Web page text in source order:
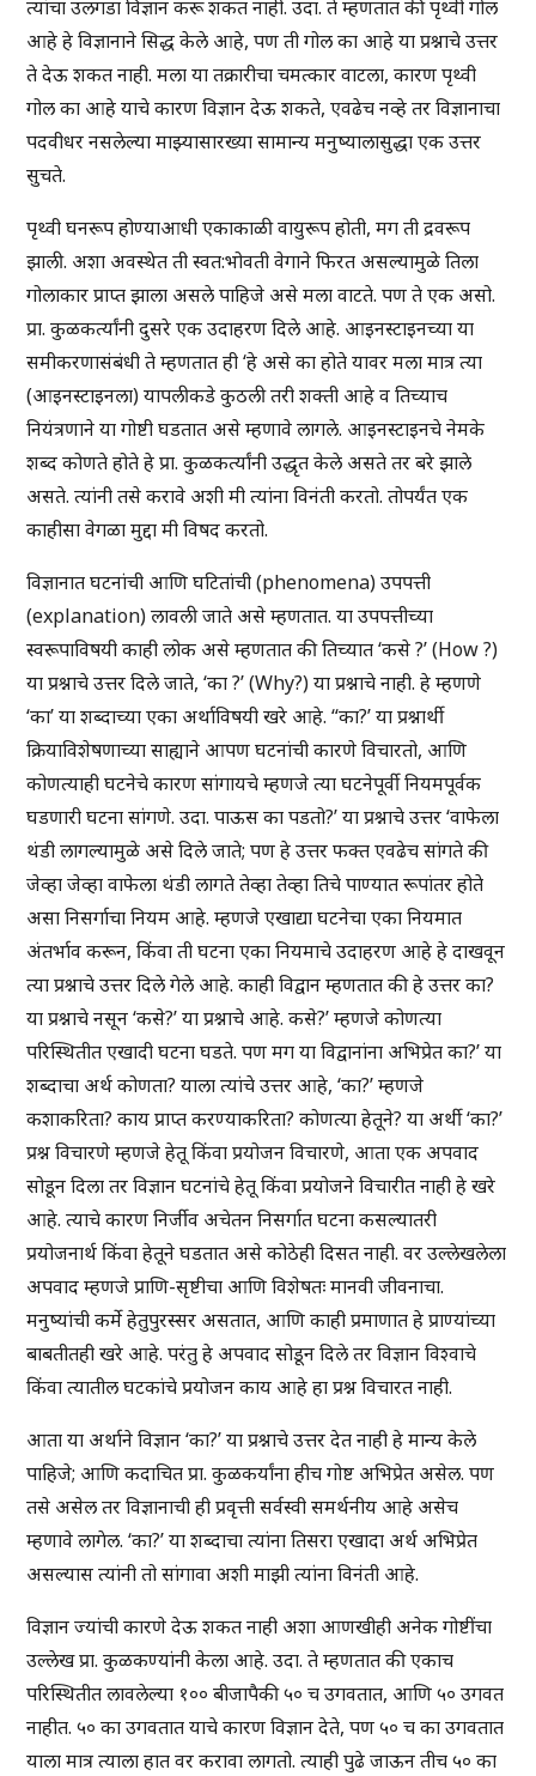
त्यांचा उलगडा विज्ञान करू शकत नाही. उदा. ते म्हणतात की पृथ्वी गोल
आहे हे विज्ञानाने सिद्ध केले आहे, पण ती गोल का आहे या प्रश्नाचे उत्तर
ते देऊ शकत नाही. मला या तक्रारीचा चमत्कार वाटला, कारण पृथ्वी
गोल का आहे याचे कारण विज्ञान देऊ शकते, एवढेच नव्हे तर विज्ञानाचा
पदवीधर नसलेल्या माझ्यासारख्या सामान्य मनुष्यालासुद्धा एक उत्तर
सुचते.
पृथ्वी घनरूप होण्याआधी एकाकाळी वायुरूप होती, मग ती द्रवरूप
झाली. अशा अवस्थेत ती स्वत:भोवती वेगाने फिरत असल्यामुळे तिला
गोलाकार प्राप्त झाला असले पाहिजे असे मला वाटते. पण ते एक असो.
प्रा. कुळकर्त्यांनी दुसरे एक उदाहरण दिले आहे. आइनस्टाइनच्या या
समीकरणासंबंधी ते म्हणतात ही ‘हे असे का होते यावर मला मात्र त्या
(आइनस्टाइनला) यापलीकडे कुठली तरी शक्ती आहे व तिच्याच
नियंत्रणाने या गोष्टी घडतात असे म्हणावे लागले. आइनस्टाइनचे नेमके
शब्द कोणते होते हे प्रा. कुळकर्त्यांनी उद्धृत केले असते तर बरे झाले
असते. त्यांनी तसे करावे अशी मी त्यांना विनंती करतो. तोपर्यंत एक
काहीसा वेगळा मुद्दा मी विषद करतो.
विज्ञानात घटनांची आणि घटितांची (phenomena) उपपत्ती
(explanation) लावली जाते असे म्हणतात. या उपपत्तीच्या
स्वरूपाविषयी काही लोक असे म्हणतात की तिच्यात ‘कसे ?’ (How ?)
या प्रश्नाचे उत्तर दिले जाते, ‘का ?’ (Why?) या प्रश्नाचे नाही. हे म्हणणे
‘का’ या शब्दाच्या एका अर्थाविषयी खरे आहे. “का?’ या प्रश्नार्थी
क्रियाविशेषणाच्या साह्याने आपण घटनांची कारणे विचारतो, आणि
कोणत्याही घटनेचे कारण सांगायचे म्हणजे त्या घटनेपूर्वी नियमपूर्वक
घडणारी घटना सांगणे. उदा. पाऊस का पडतो?’ या प्रश्नाचे उत्तर ‘वाफेला
थंडी लागल्यामुळे असे दिले जाते; पण हे उत्तर फक्त एवढेच सांगते की
जेव्हा जेव्हा वाफेला थंडी लागते तेव्हा तेव्हा तिचे पाण्यात रूपांतर होते
असा निसर्गाचा नियम आहे. म्हणजे एखाद्या घटनेचा एका नियमात
अंतर्भाव करून, किंवा ती घटना एका नियमाचे उदाहरण आहे हे दाखवून
त्या प्रश्नाचे उत्तर दिले गेले आहे. काही विद्वान म्हणतात की हे उत्तर का?
या प्रश्नाचे नसून ‘कसे?’ या प्रश्नाचे आहे. कसे?’ म्हणजे कोणत्या
परिस्थितीत एखादी घटना घडते. पण मग या विद्वानांना अभिप्रेत का?’ या
शब्दाचा अर्थ कोणता? याला त्यांचे उत्तर आहे, ‘का?’ म्हणजे
कशाकरिता? काय प्राप्त करण्याकरिता? कोणत्या हेतूने? या अर्थी ‘का?’
प्रश्न विचारणे म्हणजे हेतू किंवा प्रयोजन विचारणे, आता एक अपवाद
सोडून दिला तर विज्ञान घटनांचे हेतू किंवा प्रयोजने विचारीत नाही हे खरे
आहे. त्याचे कारण निर्जीव अचेतन निसर्गात घटना कसल्यातरी
प्रयोजनार्थ किंवा हेतूने घडतात असे कोठेही दिसत नाही. वर उल्लेखलेला
अपवाद म्हणजे प्राणि-सृष्टीचा आणि विशेषतः मानवी जीवनाचा.
मनुष्यांची कर्मे हेतुपुरस्सर असतात, आणि काही प्रमाणात हे प्राण्यांच्या
बाबतीतही खरे आहे. परंतु हे अपवाद सोडून दिले तर विज्ञान विश्वाचे
किंवा त्यातील घटकांचे प्रयोजन काय आहे हा प्रश्न विचारत नाही.
आता या अर्थाने विज्ञान ‘का?’ या प्रश्नाचे उत्तर देत नाही हे मान्य केले
पाहिजे; आणि कदाचित प्रा. कुळकर्यांना हीच गोष्ट अभिप्रेत असेल. पण
तसे असेल तर विज्ञानाची ही प्रवृत्ती सर्वस्वी समर्थनीय आहे असेच
म्हणावे लागेल. ‘का?’ या शब्दाचा त्यांना तिसरा एखादा अर्थ अभिप्रेत
असल्यास त्यांनी तो सांगावा अशी माझी त्यांना विनंती आहे.
विज्ञान ज्यांची कारणे देऊ शकत नाही अशा आणखीही अनेक गोष्टींचा
उल्लेख प्रा. कुळकण्यांनी केला आहे. उदा. ते म्हणतात की एकाच
परिस्थितीत लावलेल्या १०० बीजापैकी ५० च उगवतात, आणि ५० उगवत
नाहीत. ५० का उगवतात याचे कारण विज्ञान देते, पण ५० च का उगवतात
याला मात्र त्याला हात वर करावा लागतो. त्याही पुढे जाऊन तीच ५० का